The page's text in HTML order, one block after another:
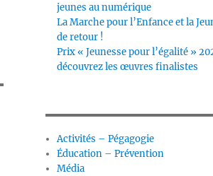
jeunes au numérique
La Marche pour l’Enfance et la
de retour !
Prix « Jeunesse pour l’égalité »
découvrez les œuvres finalistes
Activités – Pégagogie
Éducation – Prévention
Média